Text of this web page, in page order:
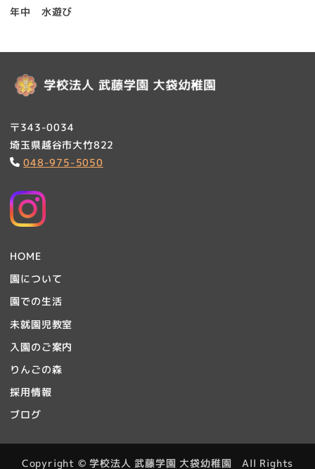
年中 水遊び
〒343-0034
埼玉県越谷市大竹822
048-975-5050
HOME
園について
園での生活
未就園児教室
入園のご案内
りんごの森
採用情報
ブログ
Copyright © 学校法人 武藤学園 大袋幼稚園 All Rights